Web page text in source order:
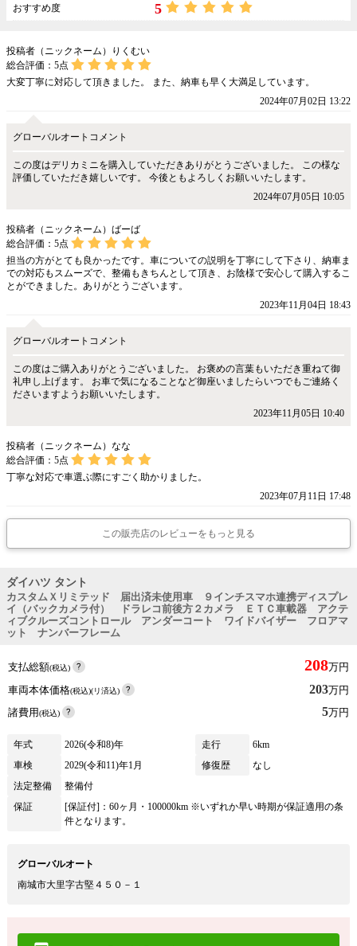
おすすめ度 5
投稿者（ニックネーム）りくむい
総合評価： 5点
大変丁寧に対応して頂きました。 また、納車も早く大満足しています。
2024年07月02日 13:22
グローバルオートコメント
この度はデリカミニを購入していただきありがとうございました。 この様な
評価していただき嬉しいです。 今後ともよろしくお願いいたします。
2024年07月05日 10:05
投稿者（ニックネーム）ばーば
総合評価： 5点
担当の方がとても良かったです。車についての説明を丁寧にして下さり、納車ま
での対応もスムーズで、整備もきちんとして頂き、お陰様で安心して購入するこ
とができました。ありがとうございます。
2023年11月04日 18:43
グローバルオートコメント
この度はご購入ありがとうございました。 お褒めの言葉もいただき重ねて御
礼申し上げます。 お車で気になることなど御座いましたらいつでもご連絡く
ださいますようお願いいたします。
2023年11月05日 10:40
投稿者（ニックネーム）なな
総合評価： 5点
丁寧な対応で車選ぶ際にすごく助かりました。
2023年07月11日 17:48
この販売店のレビューをもっと見る
ダイハツ タント
カスタムＸリミテッド 届出済未使用車 ９インチスマホ連携ディスプレ
イ（バックカメラ付） ドラレコ前後方２カメラ ＥＴＣ車載器 アクテ
ィブクルーズコントロール アンダーコート ワイドバイザー フロアマ
ット ナンバーフレーム
支払総額(税込) 208万円
車両本体価格(税込)(リ済込) 203万円
諸費用(税込) 5万円
年式 2026(令和8)年 走行
6km
車検
2029(令和11)年1月 修復歴
なし
法定整備
整備付
保証
[保証付]：60ヶ月・100000km ※いずれか早い時期が保証適用の条
件となります。
グローバルオート
南城市大里字古堅４５０－１